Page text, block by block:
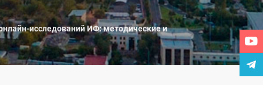
исследований ИФ: методические и